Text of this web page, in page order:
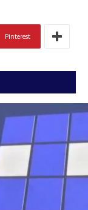
Pinterest